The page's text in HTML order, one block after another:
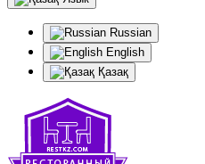
Russian
English
Қазақ